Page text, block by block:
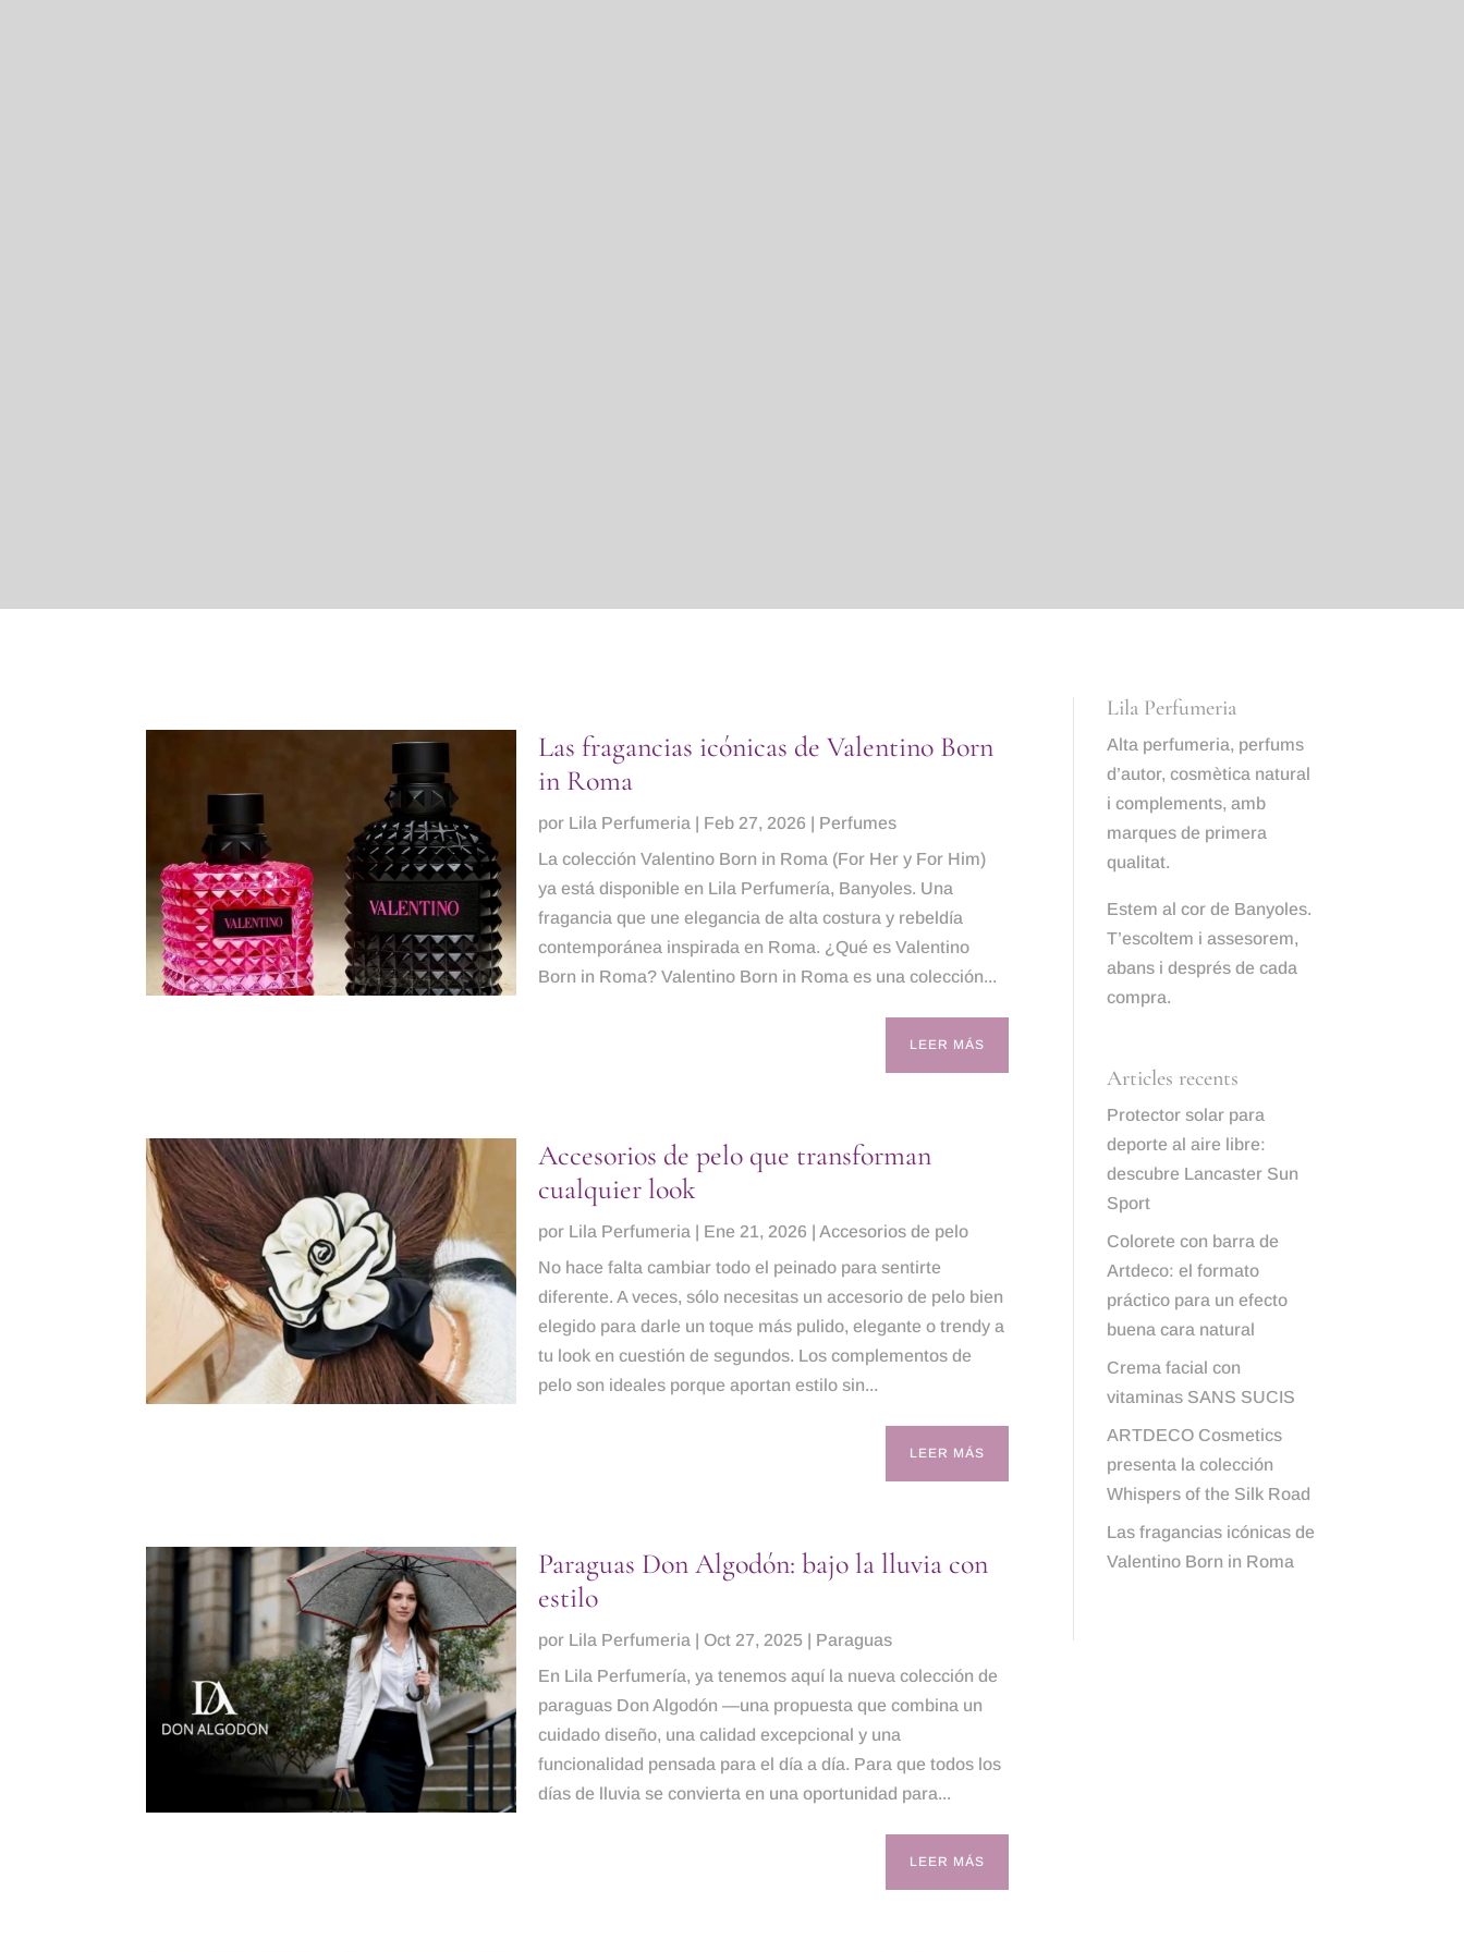
Las fragancias icónicas de Valentino Born
in Roma
por Lila Perfumeria | Feb 27, 2026 | Perfumes
La colección Valentino Born in Roma (For Her y For Him)
ya está disponible en Lila Perfumería, Banyoles. Una
fragancia que une elegancia de alta costura y rebeldía
contemporánea inspirada en Roma. ¿Qué es Valentino
Born in Roma? Valentino Born in Roma es una colección...
LEER MÁS
Accesorios de pelo que transforman
cualquier look
por Lila Perfumeria | Ene 21, 2026 |Accesorios de pelo
No hace falta cambiar todo el peinado para sentirte
diferente. A veces, sólo necesitas un accesorio de pelo bien
elegido para darle un toque más pulido, elegante o trendy a
tu look en cuestión de segundos. Los complementos de
pelo son ideales porque aportan estilo sin...
LEER MÁS
Paraguas Don Algodón: bajo la lluvia con
estilo
por Lila Perfumeria |Oct 27, 2025 | Paraguas
En Lila Perfumería, ya tenemos aquí la nueva colección de
paraguas Don Algodón —una propuesta que combina un
cuidado diseño, una calidad excepcional y una
funcionalidad pensada para el día a día. Para que todos los
días de lluvia se convierta en una oportunidad para...
LEER MÁS
Lila Perfumeria
Alta perfumeria, perfums
d’autor, cosmètica natural
i complements, amb
marques de primera
qualitat.
Estem al cor de Banyoles.
T’escoltem iassesorem,
abans i després de cada
compra.
Articles recents
Protector solar para
deporte al aire libre:
descubre Lancaster Sun
Sport
Colorete con barra de
Artdeco: el formato
práctico para un efecto
buena cara natural
Crema facial con
vitaminas SANS SUCIS
ARTDECO Cosmetics
presenta la colección
Whispers of the Silk Road
Las fragancias icónicas de
Valentino Born in Roma